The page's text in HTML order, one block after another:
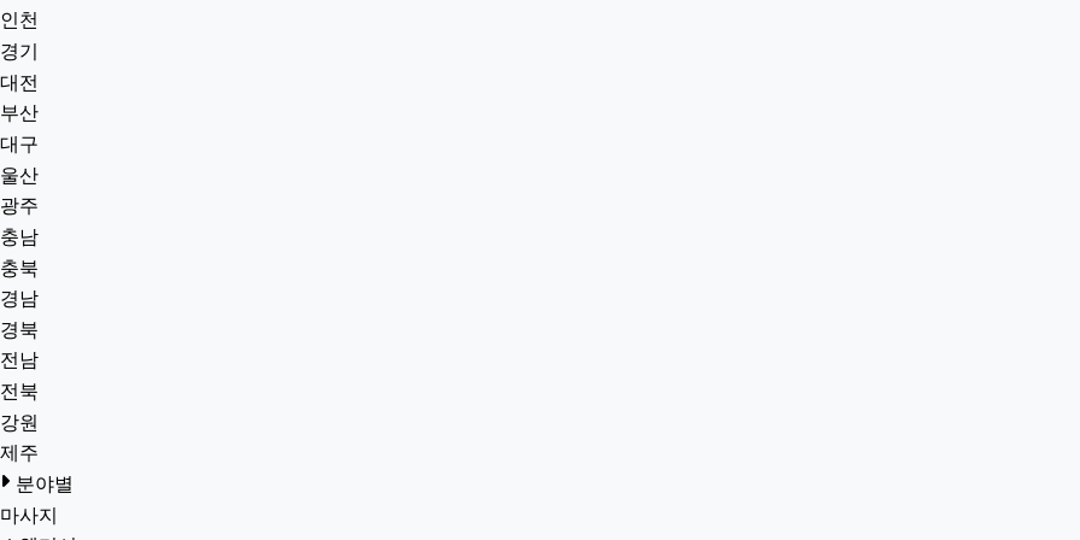
인천
경기
대전
부산
대구
울산
광주
충남
충북
경남
경북
전남
전북
강원
제주
분야별
마사지